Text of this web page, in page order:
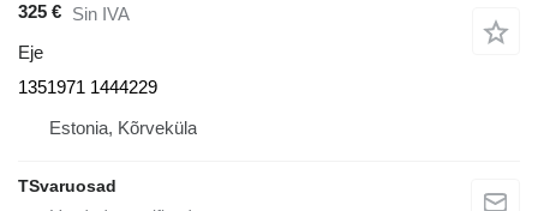
325 € Sin IVA
Eje
1351971 1444229
Estonia, Kõrveküla
TSvaruosad